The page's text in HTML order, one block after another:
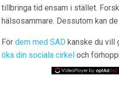
tillbringa tid ensam i stället.
hälsosammare. Dessutom kan
För dem med SAD kanske du vill
öka din sociala cirkel och